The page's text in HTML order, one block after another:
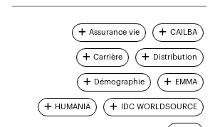
Assurance vie CAILBA
Carrière Distribution
Démographie EMMA
HUMANIA IDC WORLDSOURCE